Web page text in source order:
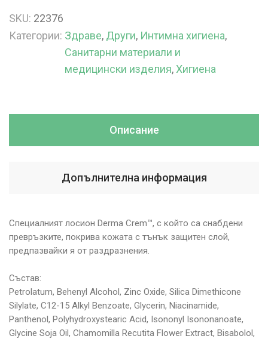
SKU: 22376
Категории: Здраве, Други, Интимна хигиена,
Санитарни материали и
медицински изделия, Хигиена
Описание
Допълнителна информация
Специалният лосион Derma Crem™, с който са снабдени
превръзките, покрива кожата с тънък защитен слой,
предпазвайки я от раздразнения.
Състав:
Petrolatum, Behenyl Alcohol, Zinc Oxide, Silica Dimethicone
Silylate, C12-15 Alkyl Benzoate, Glycerin, Niacinamide,
Panthenol, Polyhydroxystearic Acid, Isononyl Isononanoate,
Glycine Soja Oil, Chamomilla Recutita Flower Extract, Bisabolol,